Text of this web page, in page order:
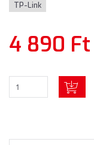
TP-Link
4 890 Ft